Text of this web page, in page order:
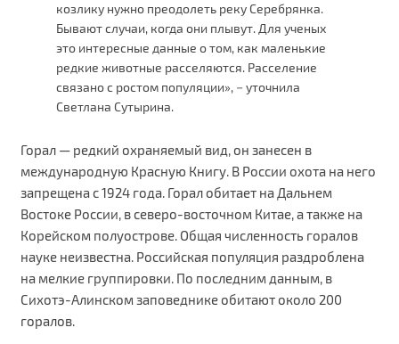
козлику нужно преодолеть реку Серебрянка.
Бывают случаи, когда они плывут. Для ученых
это интересные данные о том, как маленькие
редкие животные расселяются. Расселение
связано с ростом популяции», − уточнила
Светлана Сутырина.
Горал — редкий охраняемый вид, он занесен в
международную Красную Книгу. В России охота на него
запрещена с 1924 года. Горал обитает на Дальнем
Востоке России, в северо-восточном Китае, а также на
Корейском полуострове. Общая численность горалов
науке неизвестна. Российская популяция раздроблена
на мелкие группировки. По последним данным, в
Сихотэ-Алинском заповеднике обитают около 200
горалов.